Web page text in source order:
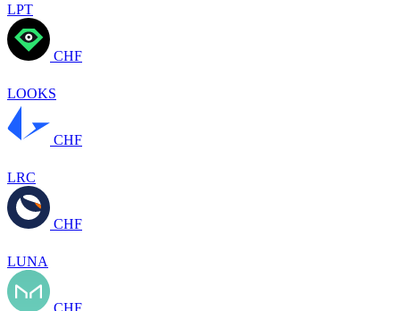
LPT
CHF
LOOKS
CHF
LRC
CHF
LUNA
CHF